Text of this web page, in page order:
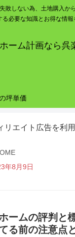
敗しない為、土地購入か
る必要な知識とお得な情
ーム計画なら呉
坪単価
リエイト広告を利用
年8月9日
ームの評判と
る前の注意点